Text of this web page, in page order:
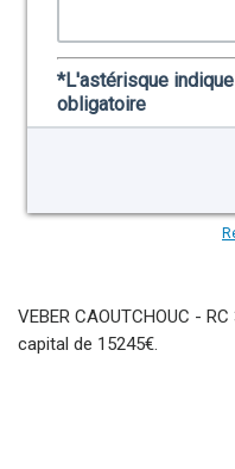
VEBER CAOUTCHOUC -
capital de 15245€.